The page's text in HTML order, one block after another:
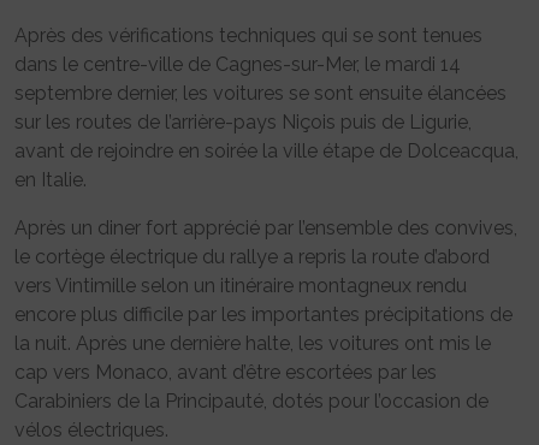
Après des vérifications techniques qui se sont tenues
dans le centre-ville de Cagnes-sur-Mer, le mardi 14
septembre dernier, les voitures se sont ensuite élancées
sur les routes de l’arrière-pays Niçois puis de Ligurie,
avant de rejoindre en soirée la ville étape de Dolceacqua,
en Italie.
Après un diner fort apprécié par l’ensemble des convives,
le cortège électrique du rallye a repris la route d’abord
vers Vintimille selon un itinéraire montagneux rendu
encore plus difficile par les importantes précipitations de
la nuit. Après une dernière halte, les voitures ont mis le
cap vers Monaco, avant d’être escortées par les
Carabiniers de la Principauté, dotés pour l’occasion de
vélos électriques.